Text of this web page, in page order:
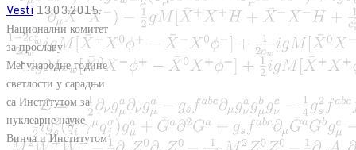
Vesti 13.03.2015.
Национални комитет
за прославу
Међународне године
светлости у сарадњи
са Институтом за
нуклеарне науке
Винча и Институтом